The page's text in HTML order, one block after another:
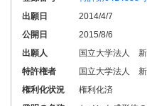
出願日
2014/4/7
公開日
2015/8/6
出願人
国立大学法人
特許権者
国立大学法人
権利化状況
権利化済